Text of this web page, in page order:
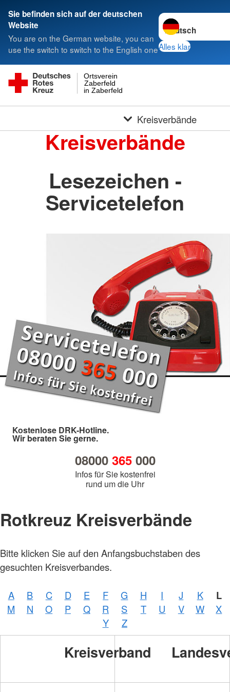
Sie befinden sich auf der deutschen
Website
You are on the German website, you can
use the switch to switch to the English one
Sprache wechseln
Alles klar
in Zaberfeld
Zaberfeld
Ortsverein
Kreisverbände
Kreisverbände
Lesezeichen -
Servicetelefon
Kostenlose DRK-Hotline.
Wir beraten Sie gerne.
08000 365000
Infos für Sie kostenfrei
rund um die Uhr
Rotkreuz Kreisverbände
Bitte klicken Sie auf den Anfangsbuchstaben des
gesuchten Kreisverbandes.
A B C D E F G H I J K L
M N O P Q R S T U V W
X
Y
Z
Kreisverband